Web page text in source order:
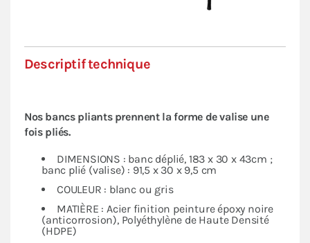
Descriptif technique
Nos bancs pliants prennent la forme de valise une
fois pliés.
DIMENSIONS : banc déplié, 183 x 30 x 43cm ;
banc plié (valise) : 91,5 x 30 x 9,5 cm
COULEUR : blanc ou gris
MATIÈRE : Acier finition peinture époxy noire
(anticorrosion), Polyéthylène de Haute Densité
(HDPE)